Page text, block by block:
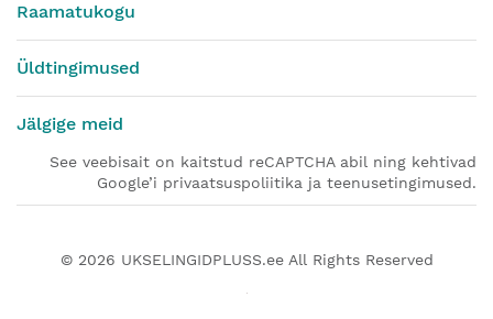
Raamatukogu
Üldtingimused
Jälgige meid
See veebisait on kaitstud reCAPTCHA abil ning kehtivad
Google’i privaatsuspoliitika ja teenusetingimused.
© 2026 UKSELINGIDPLUSS.eeAll Rights Reserved